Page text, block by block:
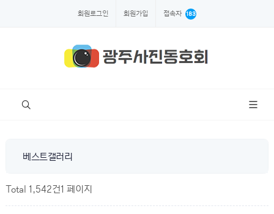
회원로그인 회원가입 접속자 183
베스트갤러리
Total 1,542건1 페이지